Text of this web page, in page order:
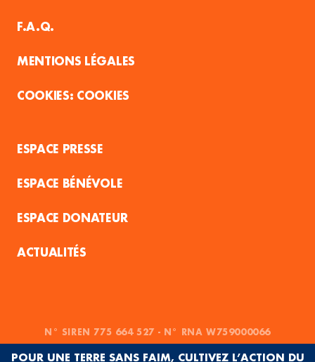
F.A.Q.
MENTIONS LÉGALES
COOKIES
ESPACE PRESSE
ESPACE BÉNÉVOLE
ESPACE DONATEUR
ACTUALITÉS
N° SIREN 775 664 527 - N° RNA W759000066
POUR UNE TERRE SANS FAIM, CULTIVEZ L’ACTION DU